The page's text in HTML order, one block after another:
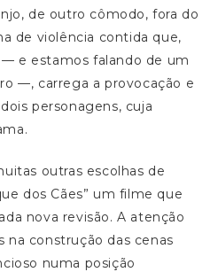
de outro cômodo, fora do
de violência contida que,
e estamos falando de um
—, carrega a provocação e
personagens, cuja
outras escolhas de
dos Cães” um filme que
nova revisão. A atenção
na construção das cenas
numa posição